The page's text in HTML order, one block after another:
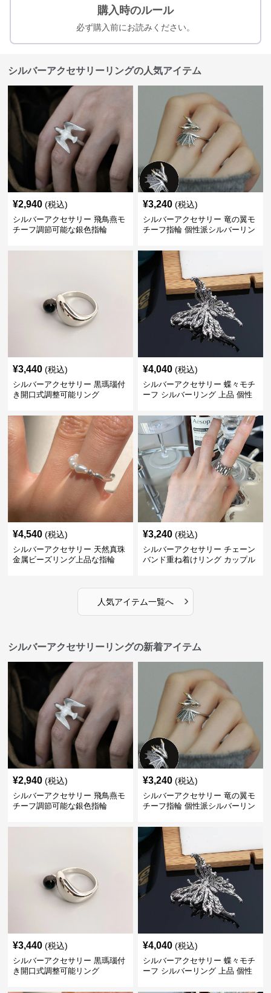
購入時のルール
必ず購入前にお読みください。
シルバーアクセサリーリングの人気アイテム
¥2,940 (税込)
シルバーアクセサリー 飛鳥燕モ
チーフ調節可能な銀色指輪
¥3,240 (税込)
シルバーアクセサリー 竜の翼モ
チーフ指輪 個性派シルバーリン
¥3,440 (税込)
シルバーアクセサリー 黒瑪瑙付
き開口式調整可能リング
¥4,040 (税込)
シルバーアクセサリー 蝶々モチ
ーフ シルバーリング 上品 個性
¥4,540 (税込)
シルバーアクセサリー 天然真珠
金属ビーズリング上品な指輪
¥3,240 (税込)
シルバーアクセサリー チェーン
バンド重ね着けリング カップル
人気アイテム一覧へ ›
シルバーアクセサリーリングの新着アイテム
¥2,940 (税込)
シルバーアクセサリー 飛鳥燕モ
チーフ調節可能な銀色指輪
¥3,240 (税込)
シルバーアクセサリー 竜の翼モ
チーフ指輪 個性派シルバーリン
¥3,440 (税込)
シルバーアクセサリー 黒瑪瑙付
き開口式調整可能リング
¥4,040 (税込)
シルバーアクセサリー 蝶々モチ
ーフ シルバーリング 上品 個性